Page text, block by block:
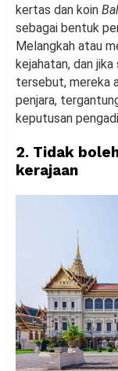
kertas dan koin
sebagai bentuk
Melangkah atau
kejahatan, dan
tersebut, mereka
penjara,
keputusan
2. Tidak
kerajaan